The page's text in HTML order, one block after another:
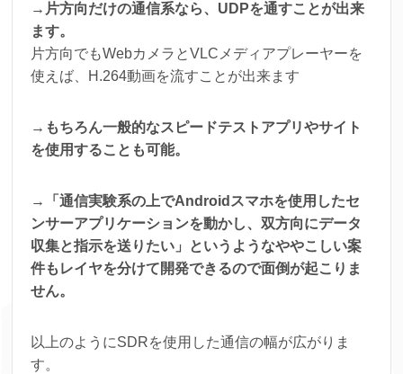
→片方向だけの通信系なら、UDPを通すことが出来
ます。
片方向でもWebカメラとVLCメディアプレーヤーを
使えば、H.264動画を流すことが出来ます
→もちろん一般的なスピードテストアプリやサイト
を使用することも可能。
→「通信実験系の上でAndroidスマホを使用したセ
ンサーアプリケーションを動かし、双方向にデータ
収集と指示を送りたい」というようなややこしい案
件もレイヤを分けて開発できるので面倒が起こりま
せん。
以上のようにSDRを使用した通信の幅が広がりま
す。